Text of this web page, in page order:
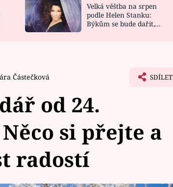
NOVINKY
VIDEORECEPTY
Velká věštba na srpen
podle Helen Stanku:
Býkům se bude dařit,
Částečková SDÍLET
od 24.
si přejte a
radostí